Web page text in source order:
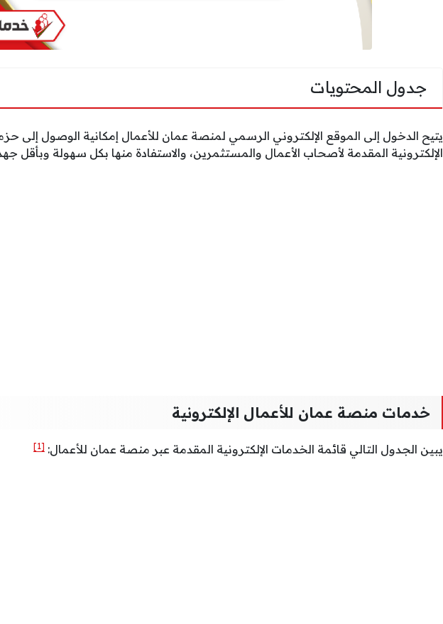
جدول المحتويات
يتيح الدخول إلى الموقع الإلكتروني الرسمي لمنصة عمان للأعمال إمكانية الوصول إلى
الإلكترونية المقدمة لأصحاب الأعمال والمستثمرين، والاستفادة منها بكل سهولة وبأقل
خدمات منصة عمان للأعمال الإلكترونية
يبين الجدول التالي قائمة الخدمات الإلكترونية المقدمة عبر منصة عمان للأعمال: [1]